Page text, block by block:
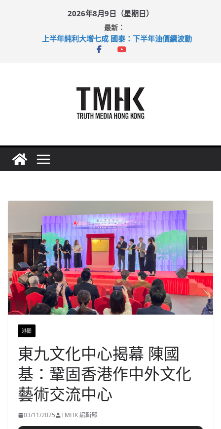
2026年8月9日（星期日）
最新：
上半年純利大增七成 國泰：下半年油價續波動
拜仁熱身賽挫維拉 啟德主場館奪錦標
港聞
東九文化中心揭幕 陳國
基：鞏固香港作中外文化
藝術交流中心
03/11/2025 TMHK 編輯部